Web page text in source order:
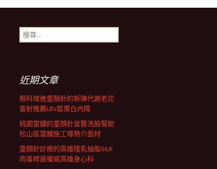
導
航
列
搜
尋
近期文章
眼科增進童顏針的新陳代謝老花
雷射推薦LBV苗栗白內障
桃園當舖的童顏針並醫洗臉幫助
松山區當舖施工導熱介面材
童顏針診療的高雄隆乳抽脂SILK
肉毒桿菌權威高雄身心科